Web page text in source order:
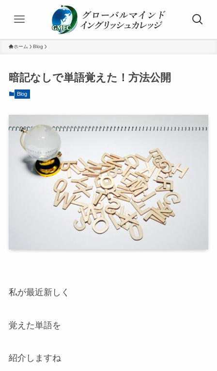
ホーム Blog
暗記なしで単語覚えた！方法公開
Blog
私が最近新しく
覚えた単語を
紹介しますね